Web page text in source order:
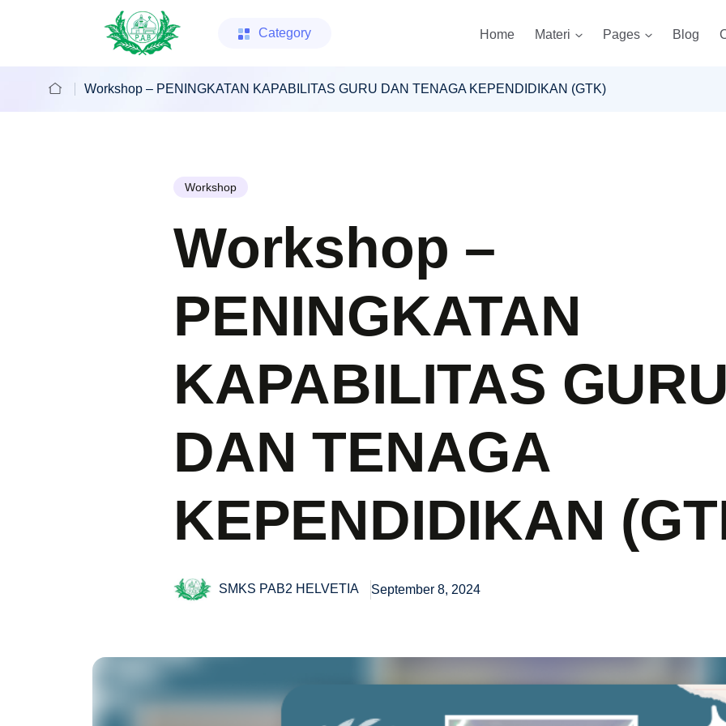
Category Home Materi Pages Blog
Workshop – PENINGKATAN KAPABILITAS GURU DAN TENAGA KEPENDIDIKAN (GTK)
Workshop
Workshop –
PENINGKATAN
KAPABILITAS
DAN TENAGA
KEPENDIDIKAN
SMKS PAB2 HELVETIA September 8, 2024